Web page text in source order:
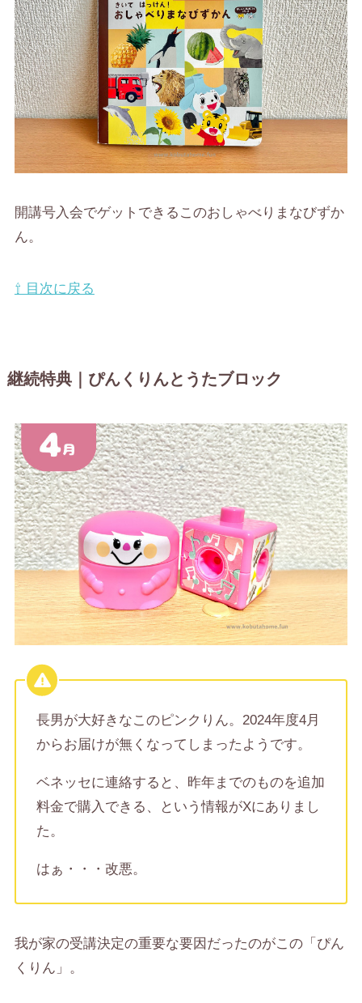
開講号入会でゲットできるこのおしゃべりまなびずか
ん。
⇧ 目次に戻る
継続特典｜ぴんくりんとうたブロック
長男が大好きなこのピンクりん。2024年度4月
からお届けが無くなってしまったようです。
ベネッセに連絡すると、昨年までのものを追加
料金で購入できる、という情報がXにありまし
た。
はぁ・・・改悪。
我が家の受講決定の重要な要因だったのがこの「ぴん
くりん」。